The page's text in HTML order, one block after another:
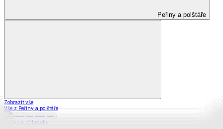
Peřiny a polštáře
Zobrazit vše
Vše z Peřiny a polštáře
Peřiny a přikrývky